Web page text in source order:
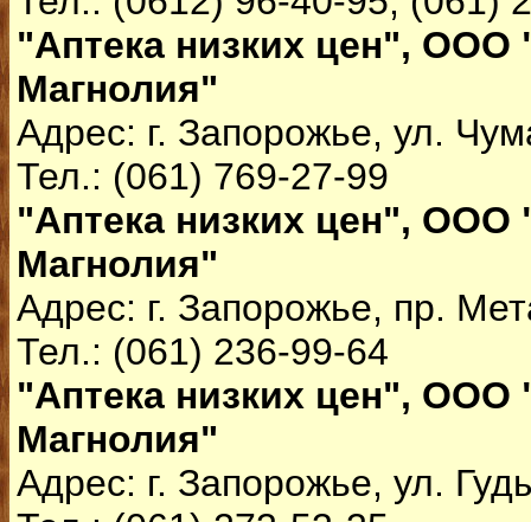
"Аптека низких цен", ООО
Магнолия"
Адрес: г. Запорожье, ул.
Тел.: (061) 769-27-99
"Аптека низких цен", ООО
Магнолия"
Адрес: г. Запорожье, пр.
Тел.: (061) 236-99-64
"Аптека низких цен", ООО
Магнолия"
Адрес: г. Запорожье, ул.